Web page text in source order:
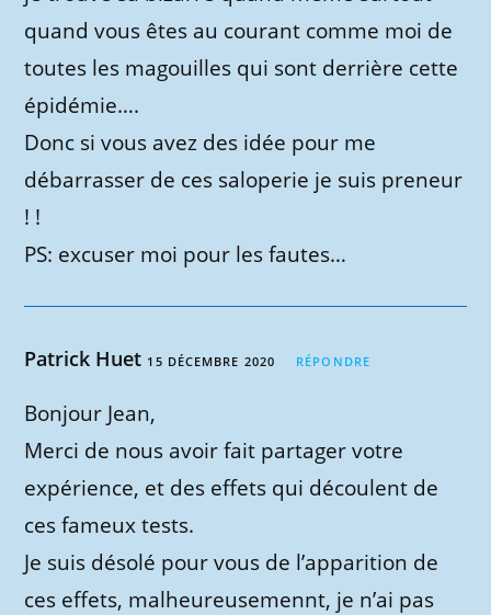
quand vous êtes au courant comme moi de
toutes les magouilles qui sont derrière cette
épidémie….
Donc si vous avez des idée pour me
débarrasser de ces saloperie je suis preneur
! !
PS: excuser moi pour les fautes…
Patrick Huet 15 DÉCEMBRE 2020 RÉPONDRE
Bonjour Jean,
Merci de nous avoir fait partager votre
expérience, et des effets qui découlent de
ces fameux tests.
Je suis désolé pour vous de l’apparition de
ces effets, malheureusemennt, je n’ai pas